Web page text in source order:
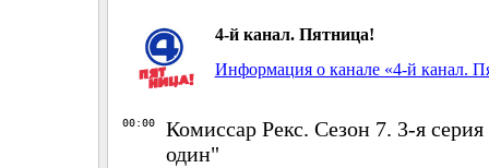
4-й канал. Пятница!
Информация о канале «4-й канал.
00:00
Комиссар Рекс. Сезон 7. 3-я
один"